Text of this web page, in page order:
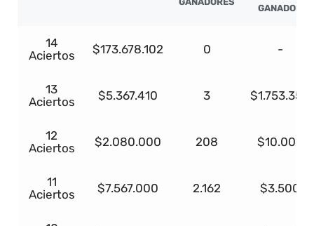
GANADOR
14
Aciertos
$173.678.102 0 -
13
Aciertos
$5.367.410 3 $1.753.354
12
Aciertos
$2.080.000 208 $10.000
11
Aciertos
$7.567.000 2.162 $3.500